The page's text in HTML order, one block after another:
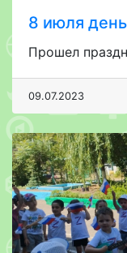
8 июля
Прошел
09.07.2023